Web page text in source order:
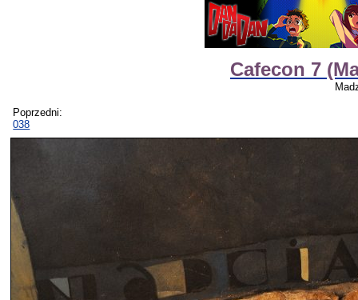
Cafecon 7
Poprzedni:
038